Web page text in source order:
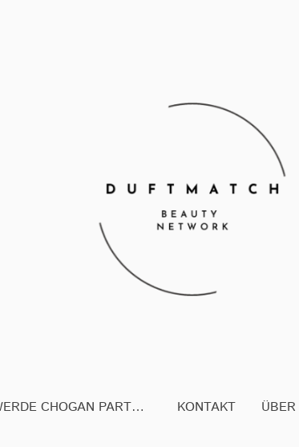
WERDE CHOGAN PARTNER KONTAKT